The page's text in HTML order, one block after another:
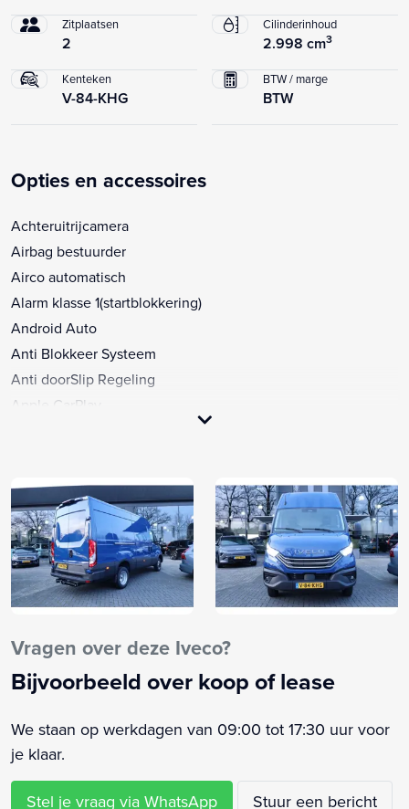
Zitplaatsen
2
Cilinderinhoud
2.998 cm3
Kenteken
V-84-KHG
BTW / marge
BTW
Opties en accessoires
Achteruitrijcamera
Airbag bestuurder
Airco automatisch
Alarm klasse 1(startblokkering)
Android Auto
Anti Blokkeer Systeem
Anti doorSlip Regeling
Apple CarPlay
Bestuurdersstoel verwarmd
Bluetooth
Buitenspiegels elektrisch verstel- en verwarmbaar
Centrale vergrendeling met afstandsbediening
Comfortstoel(en)
Cruisecontrol
Elektronische remkrachtverdeling
Elektronisch Stabiliteits Programma
Getint warmtewerend glas
Gordelspanners
Grootlichtassistent
Vragen over deze Iveco?
Bijvoorbeeld over koop of lease
We staan op werkdagen van 09:00 tot 17:30 uur voor
je klaar.
Stel je vraag via WhatsApp Stuur een bericht